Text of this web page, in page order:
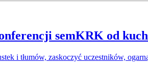
semKRK od
i tłumów, zaskoczyć uczestników,